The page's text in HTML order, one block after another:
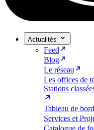
Actualités
Feed
Blog
Le réseau
Les offices de
Stations
Tableau de
Services et
Catalogue de